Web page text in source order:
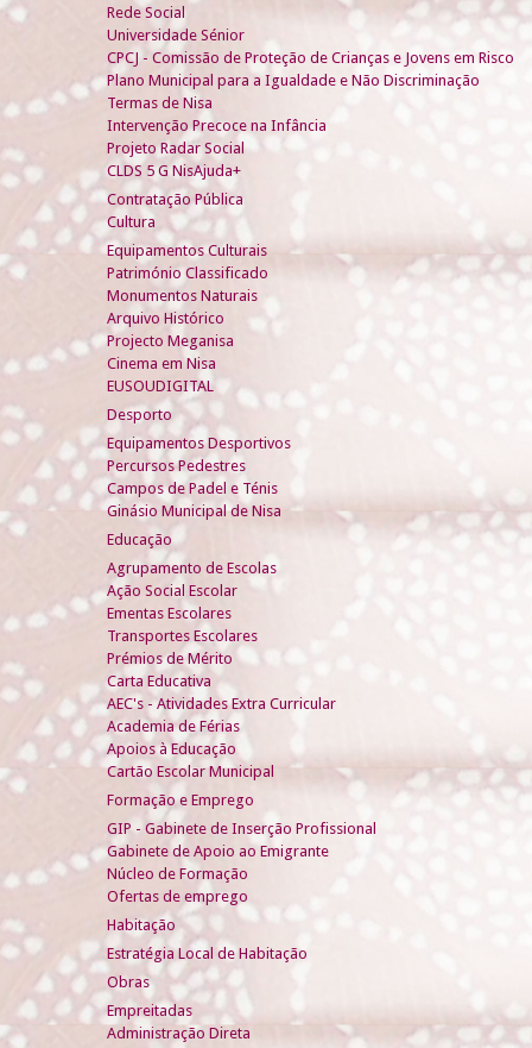
Rede Social
Universidade Sénior
CPCJ - Comissão de Proteção de Crianças e Jovens em Risco
Plano Municipal para a Igualdade e Não Discriminação
Termas de Nisa
Intervenção Precoce na Infância
Projeto Radar Social
CLDS 5 G NisAjuda+
Contratação Pública
Cultura
Equipamentos Culturais
Património Classificado
Monumentos Naturais
Arquivo Histórico
Projecto Meganisa
Cinema em Nisa
EUSOUDIGITAL
Desporto
Equipamentos Desportivos
Percursos Pedestres
Campos de Padel e Ténis
Ginásio Municipal de Nisa
Educação
Agrupamento de Escolas
Ação Social Escolar
Ementas Escolares
Transportes Escolares
Prémios de Mérito
Carta Educativa
AEC's - Atividades Extra Curricular
Academia de Férias
Apoios à Educação
Cartão Escolar Municipal
Formação e Emprego
GIP - Gabinete de Inserção Profissional
Gabinete de Apoio ao Emigrante
Núcleo de Formação
Ofertas de emprego
Habitação
Estratégia Local de Habitação
Obras
Empreitadas
Administração Direta